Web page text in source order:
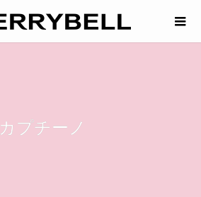
カプチーノ